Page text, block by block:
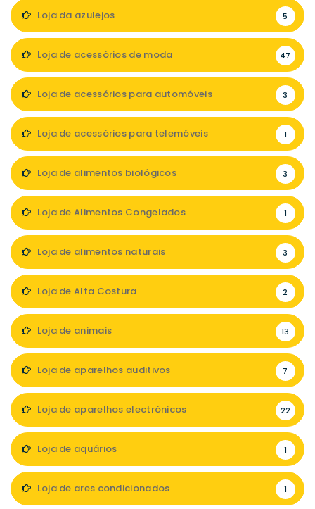
Loja da azulejos 5
Loja de acessórios de moda 47
Loja de acessórios para automóveis 3
Loja de acessórios para telemóveis 1
Loja de alimentos biológicos 3
Loja de Alimentos Congelados 1
Loja de alimentos naturais 3
Loja de Alta Costura 2
Loja de animais 13
Loja de aparelhos auditivos 7
Loja de aparelhos electrónicos 22
Loja de aquários 1
Loja de ares condicionados 1